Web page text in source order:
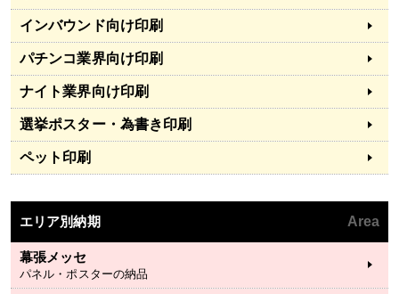
インバウンド向け印刷
パチンコ業界向け印刷
ナイト業界向け印刷
選挙ポスター・為書き印刷
ペット印刷
エリア別納期 Area
幕張メッセ
パネル・ポスターの納品